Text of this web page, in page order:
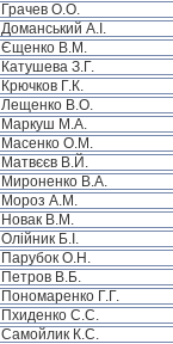
Грачев О.О.
Доманський А.І.
Єщенко В.М.
Катушева З.Г.
Крючков Г.К.
Лещенко В.О.
Маркуш М.А.
Масенко О.М.
Матвєєв В.Й.
Мироненко В.А.
Мороз А.М.
Новак В.М.
Олійник Б.І.
Парубок О.Н.
Петров В.Б.
Пономаренко Г.Г.
Пхиденко С.С.
Самойлик К.С.